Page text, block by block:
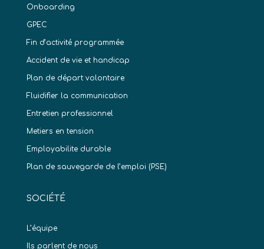
Onboarding
GPEC
Fin d’activité programmée
Accident de vie et handicap
Plan de départ volontaire
Fluidifier la communication
Entretien professionnel
Metiers en tension
Employabilite durable
Plan de sauvegarde de l’emploi (PSE)
SOCIÉTÉ
L’équipe
Ils parlent de nous